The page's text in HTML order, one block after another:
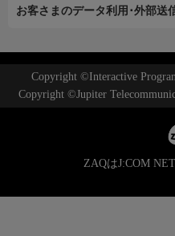
お客さまのデータ利用･外部送
Copyright ©Interactive
Copyright ©Jupiter
ZAQはJ:COM